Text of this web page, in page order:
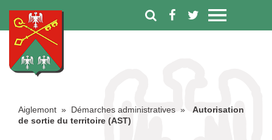
Aiglemont » Démarches administratives » Autorisation
de sortie du territoire (AST)